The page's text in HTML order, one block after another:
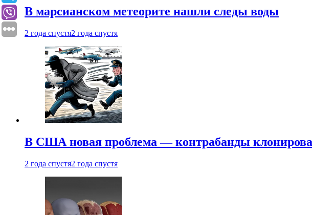
В марсианском метеорите нашли следы воды
2 года спустя2 года спустя
В США новая проблема — контрабанды
2 года спустя2 года спустя